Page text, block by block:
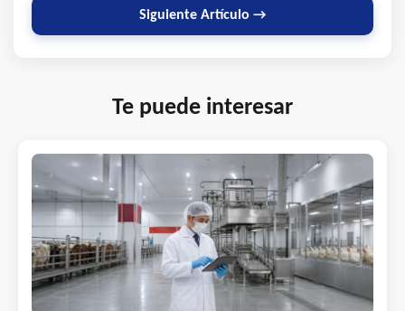
Siguiente Artículo →
Te puede interesar